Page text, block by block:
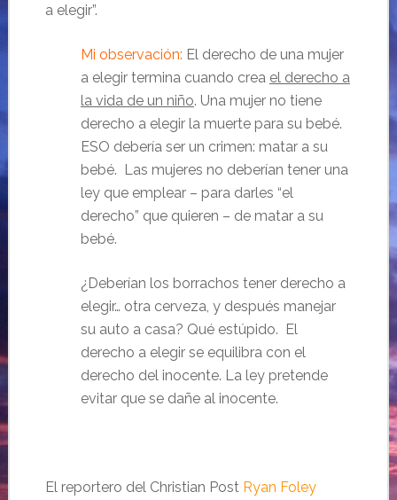
a elegir”.
Mi observación: El derecho de una mujer
a elegir termina cuando crea el derecho a
la vida de un niño. Una mujer no tiene
derecho a elegir la muerte para su bebé.
ESO debería ser un crimen: matar a su
bebé. Las mujeres no deberían tener una
ley que emplear – para darles “el
derecho” que quieren – de matar a su
bebé.
¿Deberían los borrachos tener derecho a
elegir… otra cerveza, y después manejar
su auto a casa? Qué estúpido. El
derecho a elegir se equilibra con el
derecho del inocente. La ley pretende
evitar que se dañe al inocente.
El reportero del Christian Post Ryan Foley